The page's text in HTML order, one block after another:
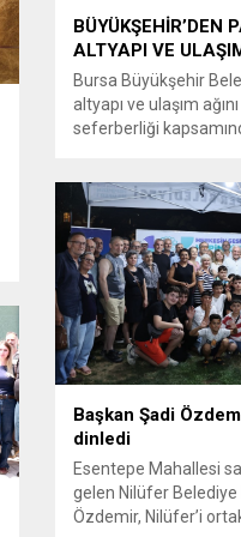
BÜYÜKŞEHİR’DEN
ALTYAPI VE
Bursa Büyükşehir
altyapı ve ulaşım
seferberliği
Büyükşehir
Müdürlüğü ve Ulaşım
koordinasyonuyla
Panayır Mahallesi
Caddesi’nde altyapı
çalışmalarında sona
Başkan Şadi
dinledi
Esentepe Mahallesi
gelen Nilüfer Belediye
Özdemir, Nilüfer’i